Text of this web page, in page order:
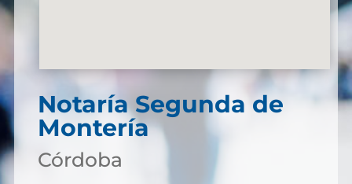
Notaría Segunda de
Montería
Córdoba